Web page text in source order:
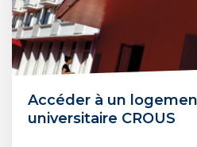
Accéder à un
universitaire CROUS